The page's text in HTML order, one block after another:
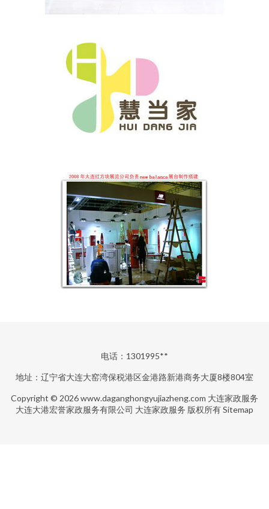
电话：1301995**
地址：辽宁省大连大窑湾保税港区金港路新港商务大厦8楼804室
Copyright © 2026www.daganghongyujiazheng.com 大连家政服务
大连大港宏誉家政服务有限公司 大连家政服务 版权所有Sitemap